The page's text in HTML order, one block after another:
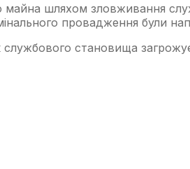
майна шляхом зловживання
провадження були
становища